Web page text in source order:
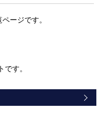
ージです。
す。